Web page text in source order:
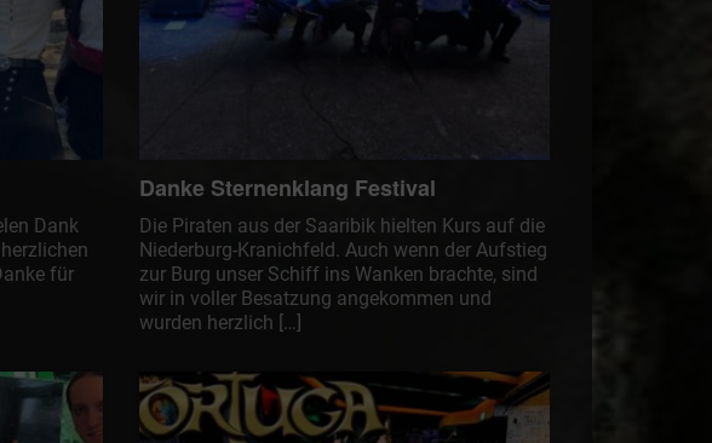
Dank
für
Danke Sternenklang Festival
Die Piraten aus der Saaribik hielten Kurs auf die
Niederburg-Kranichfeld. Auch wenn der Aufstieg
zur Burg unser Schiff ins Wanken brachte, sind
wir in voller Besatzung angekommen und
wurden herzlich […]